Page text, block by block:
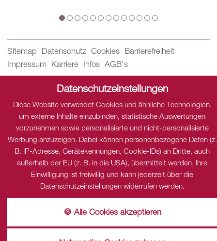
Datenschutzeinstellungen
Diese Website verwendet Cookies und ähnliche Technologien,
um externe Inhalte einzubinden, statistische Auswertungen
vorzunehmen sowie personalisierte und nicht-personalisierte
Werbung anzuzeigen. Dabei können personenbezogene Daten (z.
B. IP-Adresse, Gerätekennungen, Cookie-IDs) an Dritte, auch
außerhalb der EU (z. B. in die USA), übermittelt werden. Ihre
Einwilligung ist freiwillig und kann jederzeit über die
Datenschutzeinstellungen widerrufen werden.
🍪 Alle Cookies akzeptieren
Sitemap Datenschutz Cookies Barrierefreiheit
Impressum Karriere Infos AGB's
Dieser Inhalt ist nur sichtbar wenn Sie Cookies von "THE
HOTELS NETWORK" akzeptieren.
Akzeptieren Einstellungen
Datenschutz
Dieser Inhalt ist nur sichtbar wenn Sie Cookies von
"Dialogshift GmbH" akzeptieren.
AkzeptierenEinstellungen